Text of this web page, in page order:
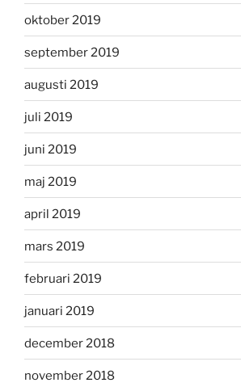
oktober 2019
september 2019
augusti 2019
juli 2019
juni 2019
maj 2019
april 2019
mars 2019
februari 2019
januari 2019
december 2018
november 2018